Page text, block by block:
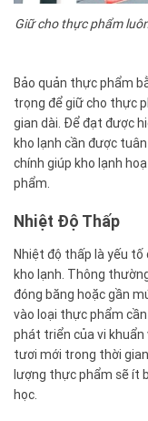
Giữ cho thực phẩm
Bảo quản thực phẩm
trọng để giữ cho thực
gian dài. Để đạt được
kho lạnh cần được
chính giúp kho lạnh
phẩm.
Nhiệt Độ Thấp
Nhiệt độ thấp là yếu tố
kho lạnh. Thông
đóng băng hoặc gần
vào loại thực phẩm
phát triển của vi
tươi mới trong thời
lượng thực phẩm sẽ ít
học.